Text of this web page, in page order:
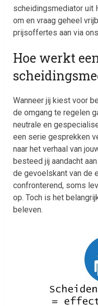
scheidingsmediator uit
om en vraag geheel
prijsoffertes aan via
Hoe werkt
Wanneer jij kiest voor
de omgang te regelen
neutrale en
een serie gesprekken
naar het verhaal van
besteed jij aandacht
de gevoelskant van de
confronterend, soms
op. Toch is het
beleven.